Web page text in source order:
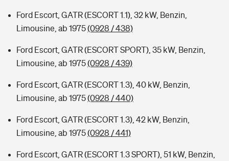
Ford Escort, GATR (ESCORT 1.1), 32 kW, Benzin,
Limousine, ab 1975(0928 / 438)
Ford Escort, GATR (ESCORT SPORT), 35 kW, Benzin,
Limousine, ab 1975(0928 / 439)
Ford Escort, GATR (ESCORT 1.3), 40 kW, Benzin,
Limousine, ab 1975(0928 / 440)
Ford Escort, GATR (ESCORT 1.3), 42 kW, Benzin,
Limousine, ab 1975(0928 / 441)
Ford Escort, GATR (ESCORT 1.3 SPORT), 51 kW, Benzin,